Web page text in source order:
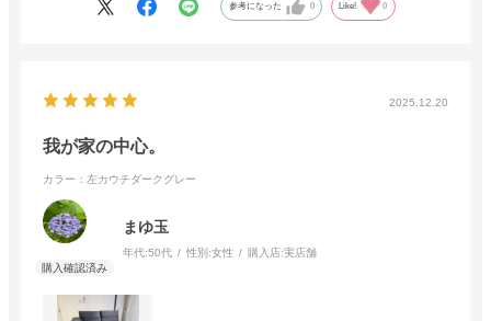
参考になった 0 Like! 0
2025.12.20
我が家の中心。
カラー：左カウチダークグレー
まゆ玉
年代:50代 性別:女性 購入店:実店舗